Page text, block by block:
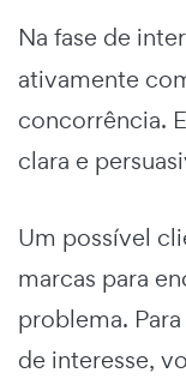
Na fase de
ativamente
concorrência.
clara e
Um possível
marcas para
problema.
de interesse,